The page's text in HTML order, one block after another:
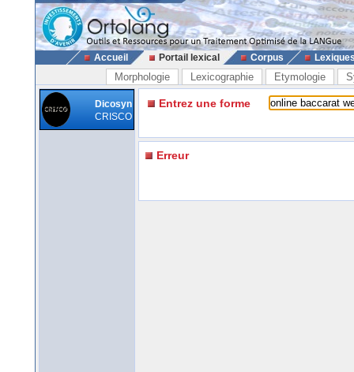
Accueil Portail lexical Corpus
Morphologie Lexicographie Etymologie
Dicosyn
CRISCO
Entrez une forme
Erreur